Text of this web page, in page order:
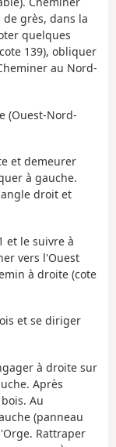
grès, dans la
quelques
139), obliquer
au Nord-
(Ouest-Nord-
et demeurer
à gauche.
droit et
et le suivre à
vers l'Ouest
à droite (cote
et se diriger
à droite sur
Après
Au
(panneau
Rattraper